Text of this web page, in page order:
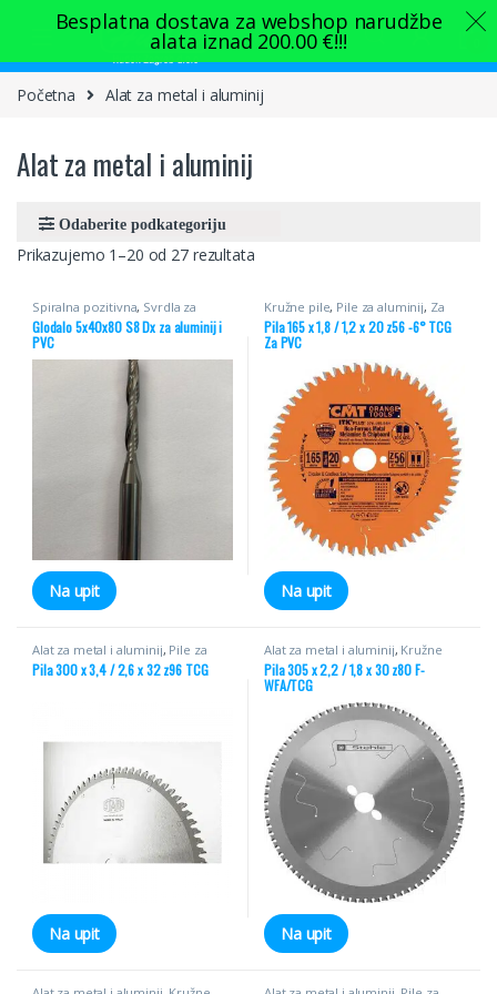
Skip to navigation
Skip to content
Početna Alat za metal i aluminij
Alat za metal i aluminij
Prikazujemo 1–20 od 27 rezultata
Spiralna pozitivna, Svrdla za
aluminij
Glodalo 5x40x80 S8 Dx za aluminij i
PVC
Na upit
Kružne pile, Pile za aluminij, Za
iveral,Za PVC
Pila 165 x 1,8 / 1,2 x 20 z56 -6° TCG
Za PVC
Na upit
Alat za metal i aluminij, Pile za
aluminij
Pila 300 x 3,4 / 2,6 x 32 z96 TCG
Na upit
Alat za metal i aluminij, Kružne
pile za metal
Pila 305 x 2,2 / 1,8 x 30 z80 F-
WFA/TCG
Na upit
Besplatna dostava za webshop narudžbe
alata iznad 200.00 €!!!